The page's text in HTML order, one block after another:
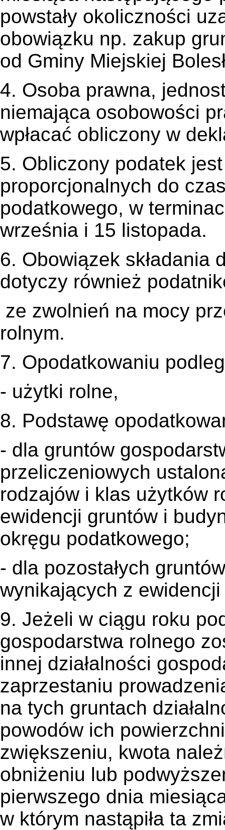
powstały okoliczności
obowiązku np. zakup
od Gminy Miejskiej
4. Osoba prawna,
niemająca osobowości
wpłacać obliczony w
5. Obliczony podatek
proporcjonalnych do
podatkowego, w
września i 15 listopada.
6. Obowiązek składania
dotyczy również
ze zwolnień na mocy
rolnym.
7. Opodatkowaniu
- użytki rolne,
8. Podstawę
- dla gruntów
przeliczeniowych
rodzajów i klas użytków
ewidencji gruntów i
okręgu podatkowego;
- dla pozostałych
wynikających z
9. Jeżeli w ciągu roku
gospodarstwa rolnego
innej działalności
zaprzestaniu
na tych gruntach
powodów ich
zwiększeniu, kwota
obniżeniu lub
pierwszego dnia
w którym nastąpiła ta